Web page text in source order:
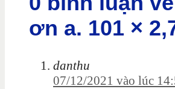
ơn a. 101 ×
danthu
07/12/2021 vào lúc